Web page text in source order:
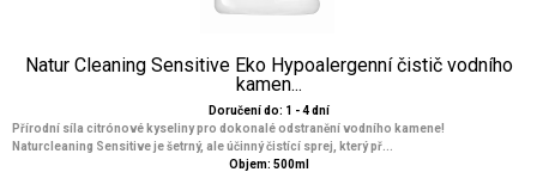
Natur Cleaning Sensitive Eko Hypoalergenní čistič vodního
kamen...
Doručení do: 1 - 4 dní
Přírodní síla citrónové kyseliny pro dokonalé odstranění vodního kamene!
Naturcleaning Sensitive je šetrný, ale účinný čistící sprej, který př...
Objem: 500ml